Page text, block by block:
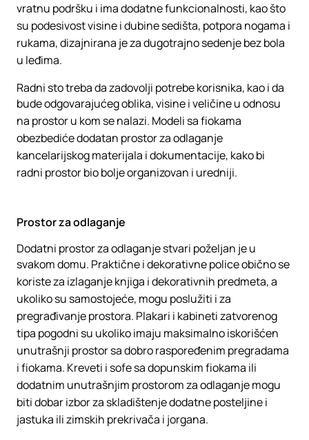
vratnu podršku i ima dodatne funkcionalnosti, kao što
su podesivost visine i dubine sedišta, potpora nogama i
rukama, dizajnirana je za dugotrajno sedenje bez bola
u leđima.
Radni sto treba da zadovolji potrebe korisnika, kao i da
bude odgovarajućeg oblika, visine i veličine u odnosu
na prostor u kom se nalazi. Modeli sa fiokama
obezbediće dodatan prostor za odlaganje
kancelarijskog materijala i dokumentacije, kako bi
radni prostor bio bolje organizovan i uredniji.
Prostor za odlaganje
Dodatni prostor za odlaganje stvari poželjan je u
svakom domu. Praktične i dekorativne police obično se
koriste za izlaganje knjiga i dekorativnih predmeta, a
ukoliko su samostojeće, mogu poslužiti i za
pregrađivanje prostora. Plakari i kabineti zatvorenog
tipa pogodni su ukoliko imaju maksimalno iskorišćen
unutrašnji prostor sa dobro raspoređenim pregradama
i fiokama. Kreveti i sofe sa dopunskim fiokama ili
dodatnim unutrašnjim prostorom za odlaganje mogu
biti dobar izbor za skladištenje dodatne posteljine i
jastuka ili zimskih prekrivača i jorgana.